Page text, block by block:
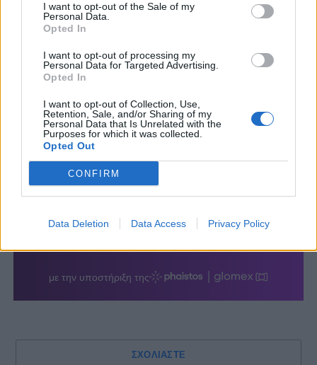
I want to opt-out of the Sale of my
Personal Data.
Opted In
I want to opt-out of processing my
Personal Data for Targeted Advertising.
Opted In
I want to opt-out of Collection, Use,
Retention, Sale, and/or Sharing of my
Personal Data that Is Unrelated with the
Purposes for which it was collected.
Opted Out
CONFIRM
Data Deletion Data Access Privacy Policy
ΣΧΟΛΙΑΣΤΕ